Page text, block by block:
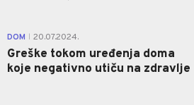
DOM 20.07.2024.
Greške tokom uređenja doma
koje negativno utiču na zdravlje